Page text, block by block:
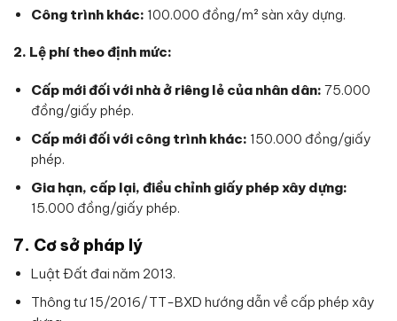
Công trình khác: 100.000 đồng/m² sàn xây dựng.
2. Lệ phí theo định mức:
Cấp mới đối với nhà ở riêng lẻ của nhân dân: 75.000
đồng/giấy phép.
Cấp mới đối với công trình khác: 150.000 đồng/giấy
phép.
Gia hạn, cấp lại, điều chỉnh giấy phép xây dựng:
15.000 đồng/giấy phép.
7. Cơ sở pháp lý
Luật Đất đai năm 2013.
Thông tư 15/2016/TT-BXD hướng dẫn về cấp phép xây